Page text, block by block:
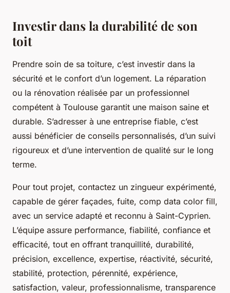
Investir dans la durabilité de son
toit
Prendre soin de sa toiture, c’est investir dans la
sécurité et le confort d’un logement. La réparation
ou la rénovation réalisée par un professionnel
compétent à Toulouse garantit une maison saine et
durable. S’adresser à une entreprise fiable, c’est
aussi bénéficier de conseils personnalisés, d’un suivi
rigoureux et d’une intervention de qualité sur le long
terme.
Pour tout projet, contactez un zingueur expérimenté,
capable de gérer façades, fuite, comp data color fill,
avec un service adapté et reconnu à Saint-Cyprien.
L’équipe assure performance, fiabilité, confiance et
efficacité, tout en offrant tranquillité, durabilité,
précision, excellence, expertise, réactivité, sécurité,
stabilité, protection, pérennité, expérience,
satisfaction, valeur, professionnalisme, transparence